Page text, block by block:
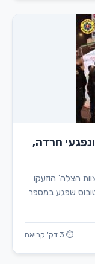
חרדה,
הצלה' הוזעקו
שפגע במספר
⏱ 3 דק' קריאה